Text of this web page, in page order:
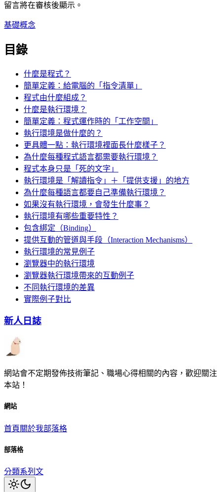
留言將在審核後顯示。
基礎概念
目錄
什麼是程式？
簡單定義：給電腦的「指令清單」
程式由什麼組成？
什麼是執行環境？
簡單定義：程式運作時的「工作空間」
執行環境是做什麼的？
更具體一點：執行環境裡面長什麼樣子？
為什麼每種程式語言都需要執行環境？
程式本身只是「死的文字」
執行環境是「解讀指令」＋「提供支援」的地方
為什麼每種語言都要自己準備執行環境？
如果沒有執行環境，會發生什麼事？
執行環境有哪些重要特性？
包含綁定（Binding）
提供互動的管道與手段（Interaction Mechanisms）
執行環境的常見例子
瀏覽器中的執行環境
瀏覽器執行環境帶來的互動例子
不同執行環境的差異
實際例子對比
新人日誌
網站會不定期發佈技術筆記、職場心得相關的內容，歡迎關注
本站！
網站
首頁 關於我部落格
部落格
分類系列文